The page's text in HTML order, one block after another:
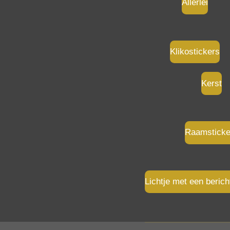
Allerlei
Klikostickers
Kerst
Lichtje met een